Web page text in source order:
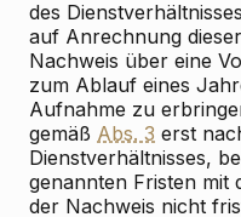
des
auf Anrechnung
Nachweis über eine
zum Ablauf eines
Aufnahme zu
gemäß Abs. 3 erst
Dienstverhältnisses,
genannten Fristen mit
der Nachweis nicht